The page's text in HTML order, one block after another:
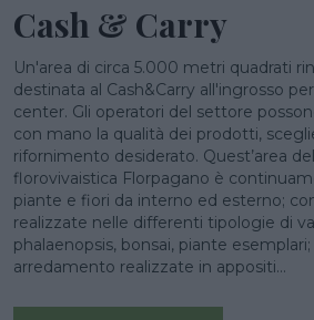
Cash & Carry
Un'area di circa 5.000 metri quadrati
destinata al Cash&Carry all'ingrosso
center. Gli operatori del settore
con mano la qualità dei prodotti,
rifornimento desiderato. Quest’area
florovivaistica Florpagano è
piante e fiori da interno ed esterno;
realizzate nelle differenti tipologie di
phalaenopsis, bonsai, piante
arredamento realizzate in appositi...